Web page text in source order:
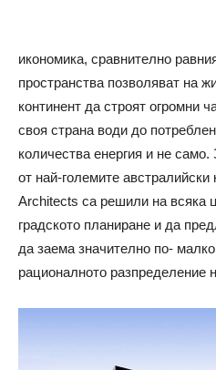
икономика, сравнително
пространства позволяват на
континент да строят огромни
своя страна води до
количества енергия и не само.
от най-големите
Architects са решили на всяка
градското планиране и да
да заема значително по-
рационалното разпределение